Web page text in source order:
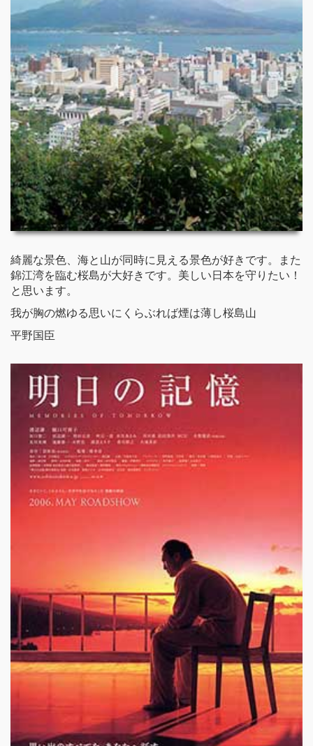
綺麗な景色、海と山が同時に見える景色が好きです。また
錦江湾を臨む桜島が大好きです。美しい日本を守りたい！
と思います。
我が胸の燃ゆる思いにくらぶれば煙は薄し桜島山
平野国臣